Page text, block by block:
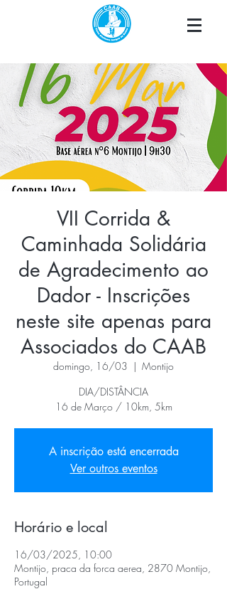
VII Corrida &
Caminhada Solidária
de Agradecimento ao
Dador - Inscrições
neste site apenas para
Associados do CAAB
domingo, 16/03
  |
Montijo
DIA/DISTÂNCIA
16 de Março / 10km, 5km
A inscrição está encerrada
Ver outros eventos
Horário e local
16/03/2025, 10:00
Montijo, praca da forca aerea, 2870 Montijo,
Portugal